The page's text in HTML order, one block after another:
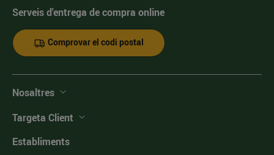
Serveis d'entrega de compra online
Comprovar el codi postal
Nosaltres
Targeta Client
Establiments